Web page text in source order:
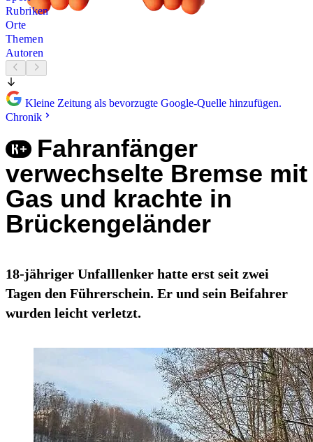
Rubriken
Orte
Themen
Autoren
Kleine Zeitung als bevorzugte Google-Quelle hinzufügen.
Chronik
Fahranfänger
verwechselte Bremse mit
Gas und krachte in
Brückengeländer
18-jähriger Unfalllenker hatte erst seit zwei
Tagen den Führerschein. Er und sein Beifahrer
wurden leicht verletzt.